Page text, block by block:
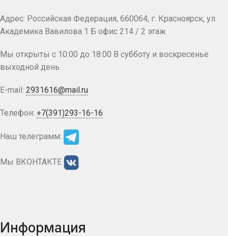
Адрес: Российская Федерация, 660064, г. Красноярск, ул.
Академика Вавилова 1 Б офис 214 / 2 этаж
Мы открыты с 10:00 до 18:00 В субботу и воскресенье
выходной день.
E-mail: 2931616@mail.ru
Телефон: +7(391)293-16-16
Наш телеграмм:
Мы ВКОНТАКТЕ
Информация